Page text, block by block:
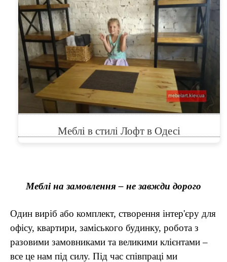
Меблі в стилі Лофт в Одесі
Меблі на замовлення – не завжди дорого
Один виріб або комплект, створення інтер'єру для
офісу, квартири, заміського будинку, робота з
разовими замовниками та великими клієнтами –
все це нам під силу. Під час співпраці ми